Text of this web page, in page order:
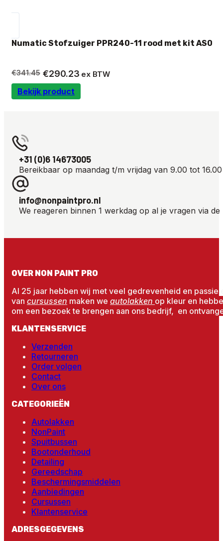
Numatic Stofzuiger PPR240-11 rood met kit AS0
€341.45
Oorspronkelijke
prijs
was:
€290.23
Huidige
prijs
is:
ex BTW
Bekijk product
+31 (0)6 14673005
Bereikbaar op maandag t/m vrijdag van 9.00 tot
info@nonpaintpro.nl
We reageren binnen 1 werkdag op al je vragen via de
OVER NON PAINT PRO
Al 25 jaar hebben wij met veel gedrevenheid en
van cursussen maken we autolakken op kleur en
om een bezoek te brengen aan ons bedrijf, en
KLANTENSERVICE
Verzenden
Retourneren
Order volgen
Contact
Over ons
CATEGORIEËN
Autolakken
NonPaint
Spuitbussen
Bootonderhoud
Detailing
Gereedschap
Beschermingsmiddelen
Aanbiedingen
Cursussen
Klantenservice
ADRESGEGEVENS